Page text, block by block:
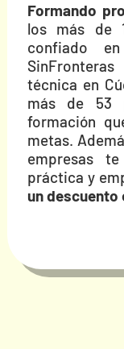
Formando
los más de
confiado
técnica en
más de 53
formación
metas.
empresas
práctica y
un descuento